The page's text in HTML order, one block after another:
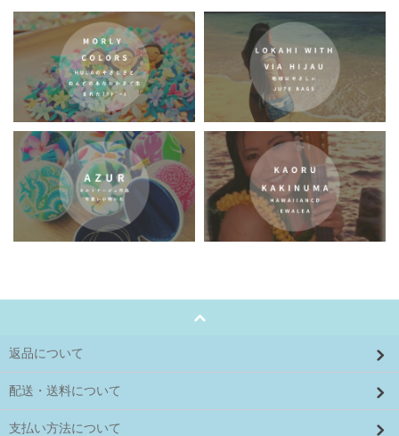
返品について
配送・送料について
支払い方法について